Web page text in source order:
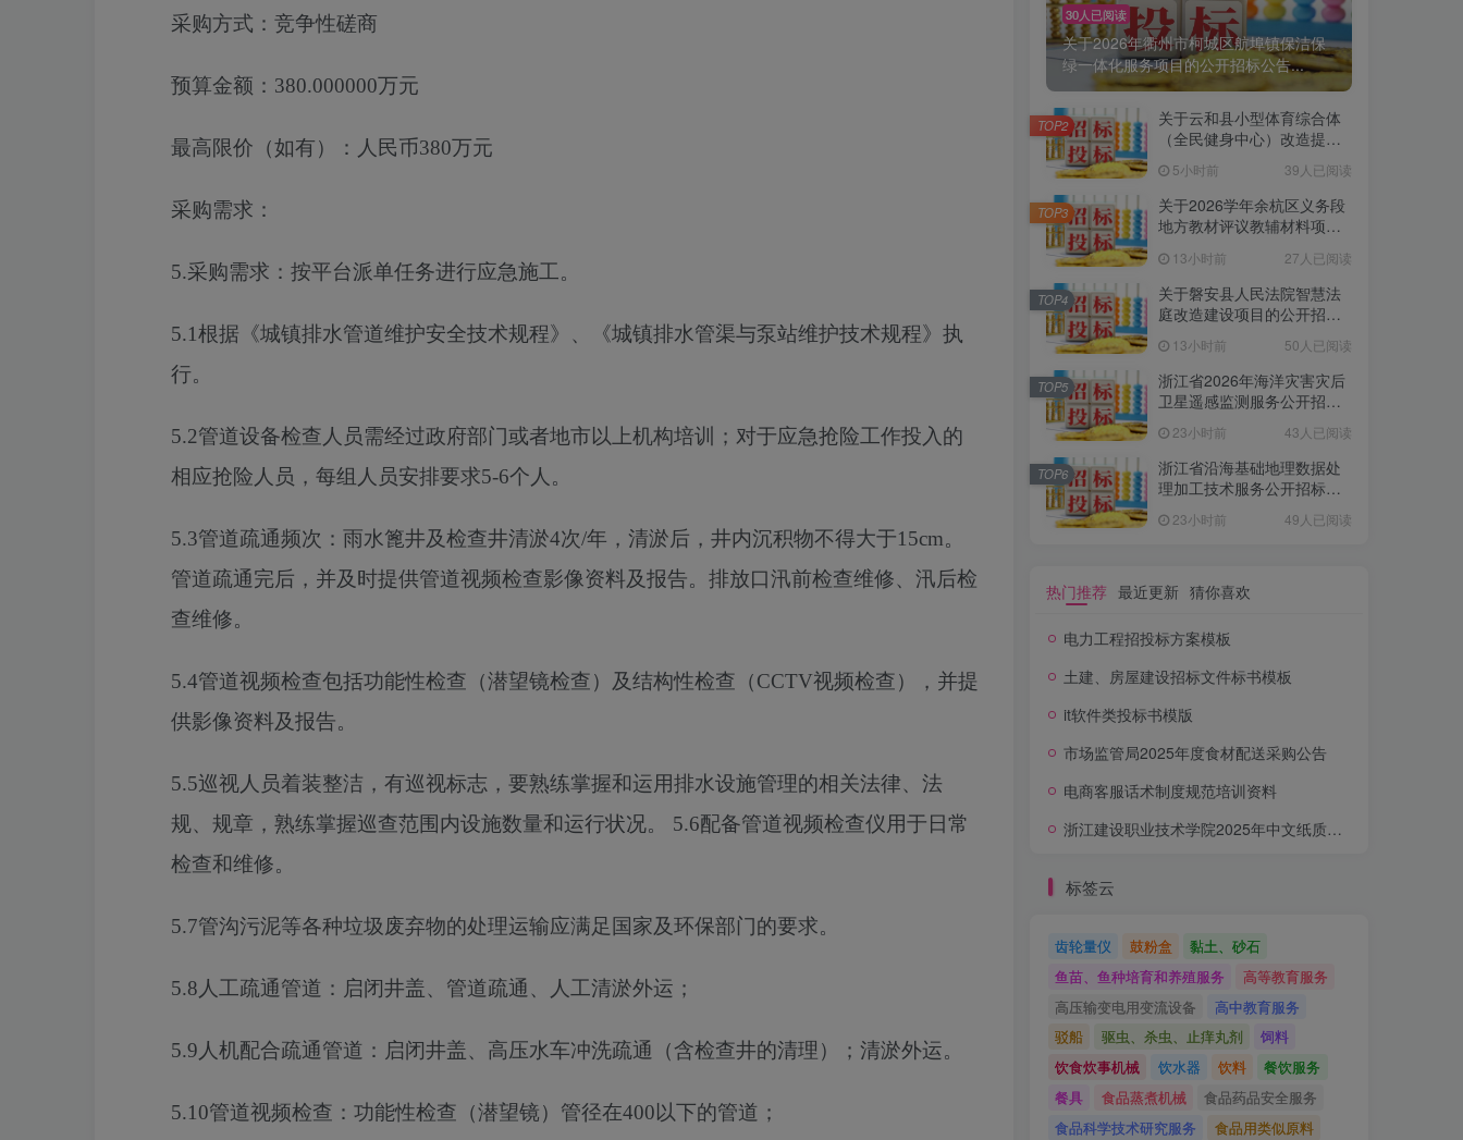
采购方式： 竞争性磋商
预算金额： 380.000000万元
最高限价（如有）： 人民币380万元
采购需求：
5.采购需求： 按平台派单任务进行应急施工。
5.1根据《城镇排水管道维护安全技术规程》、《城镇排水管渠与泵站维护技术规程》执
行。
5.2管道设备检查人员需经过政府部门或者地市以上机构培训；对于应急抢险工作投入的
相应抢险人员，每组人员安排要求5-6个人。
5.3管道疏通频次：雨水篦井及检查井清淤4次/年，清淤后，井内沉积物不得大于15cm。
管道疏通完后，并及时提供管道视频检查影像资料及报告。排放口汛前检查维修、汛后检
查维修。
5.4管道视频检查包括功能性检查（潜望镜检查）及结构性检查（CCTV视频检查），并提
供影像资料及报告。
5.5巡视人员着装整洁，有巡视标志，要熟练掌握和运用排水设施管理的相关法律、法
规、规章，熟练掌握巡查范围内设施数量和运行状况。
5.6配备管道视频检查仪用于日常
检查和维修。
5.7管沟污泥等各种垃圾废弃物的处理运输应满足国家及环保部门的要求。
5.8 人工疏通管道 ： 启闭井盖、管道疏通、人工清淤外运 ；
5.9 人机配合疏通管道 ： 启闭井盖、高压水车冲洗疏通（含检查井的清理） ； 清淤外运。
5.10管道视频检查 ： 功能性检查（潜望镜）管径在400以下的管道 ；
30人已阅读
关于2026年衢州市柯城区航埠镇保洁保
绿一体化服务项目的公开招标公告...
关于云和县小型体育综合体
（全民健身中心）改造提升
项目信息化工程采购项目
（第二次）的公开招标公告
[云和县云采工程咨询有限公
司]
5小时前 39人已阅读
TOP2
关于2026学年余杭区义务段
地方教材评议教辅材料项目
达工程造价事务所有限公司]
13小时前 27人已阅读
TOP3
关于磐安县人民法院智慧法
庭改造建设项目的公开招标
安县分中心]
13小时前 50人已阅读
TOP4
浙江省2026年海洋灾害灾后
卫星遥感监测服务公开招标
23小时前 43人已阅读
TOP5
浙江省沿海基础地理数据处
理加工技术服务公开招标公
23小时前 49人已阅读
TOP6
热门推荐 最近更新 猜你喜欢
电力工程招投标方案模板
土建、房屋建设招标文件标书模板
it软件类投标书模版
市场监管局2025年度食材配送采购公告
电商客服话术制度规范培训资料
浙江建设职业技术学院2025年中文纸质图书采购项目公开招标公告
标签云
齿轮量仪 鼓粉盒
黏土、砂石
鱼苗、鱼种培育和养殖服务
高等教育服务
高压输变电用变流设备
高中教育服务
驳船
驱虫、杀虫、止痒丸剂
饲料
饮食炊事机械
饮水器 饮料
餐饮服务
餐具
食品蒸煮机械
食品药品安全服务
食品科学技术研究服务
食品用类似原料